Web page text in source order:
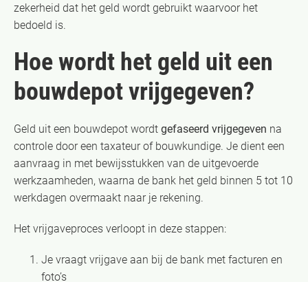
zekerheid dat het geld wordt gebruikt waarvoor het
bedoeld is.
Hoe wordt het geld uit een
bouwdepot vrijgegeven?
Geld uit een bouwdepot wordt gefaseerd vrijgegeven na
controle door een taxateur of bouwkundige. Je dient een
aanvraag in met bewijsstukken van de uitgevoerde
werkzaamheden, waarna de bank het geld binnen 5 tot 10
werkdagen overmaakt naar je rekening.
Het vrijgaveproces verloopt in deze stappen:
Je vraagt vrijgave aan bij de bank met facturen en
foto’s